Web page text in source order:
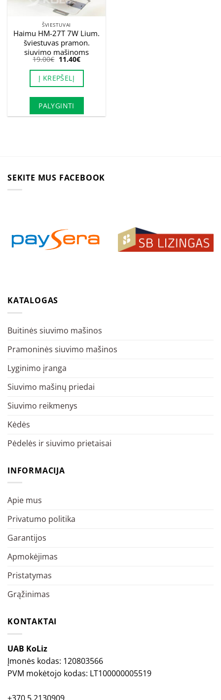
ŠVIESTUVAI
Haimu HM-27T 7W Lium.
šviestuvas pramon.
siuvimo mašinoms
19.00€ Original
was:
19.00€.
11.40€Current
is:
Į KREPŠELĮ
PALYGINTI
SEKITE MUS FACEBOOK
KATALOGAS
Buitinės siuvimo mašinos
Pramoninės siuvimo mašinos
Lyginimo įranga
Siuvimo mašinų priedai
Siuvimo reikmenys
Kėdės
Pėdelės ir siuvimo prietaisai
INFORMACIJA
Apie mus
Privatumo politika
Garantijos
Apmokėjimas
Pristatymas
Grąžinimas
KONTAKTAI
UAB KoLiz
Įmonės kodas: 120803566
PVM mokėtojo kodas: LT100000005519